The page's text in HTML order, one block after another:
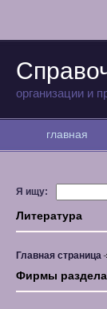
организации и
главная
Я ищу:
Литература
Главная страница
Фирмы раздела